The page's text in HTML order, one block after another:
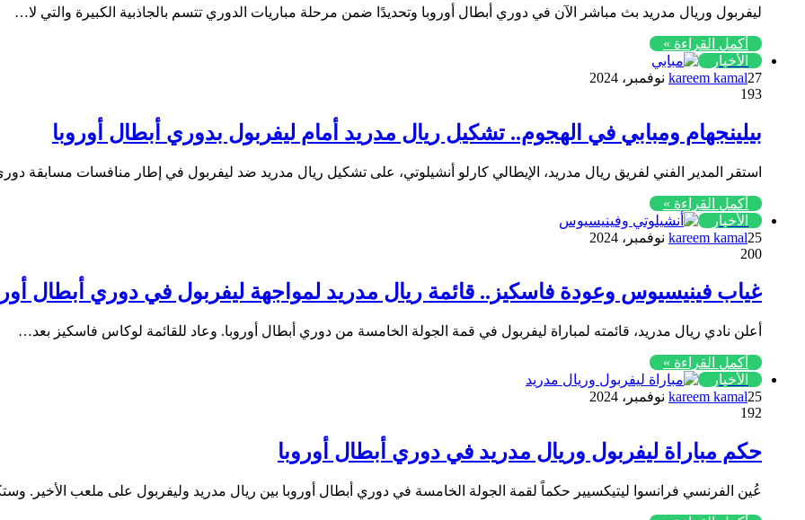
ليفربول وريال مدريد بث مباشر الآن في دوري أبطال أوروبا وتحديدًا ضمن مرحلة مباريات الدوري تتسم بالجاذبية الكبيرة والتي لا…
أكمل القراءة »
الأخبار
kareem kamal27 نوفمبر، 2024
193
بيلينجهام ومبابي في الهجوم.. تشكيل ريال مدريد أمام ليفربول بدوري أبطال أوروبا
استقر المدير الفني لفريق ريال مدريد، الإيطالي كارلو أنشيلوتي، على تشكيل ريال مدريد ضد ليفربول في إطار منافسات مسابقة
أكمل القراءة »
الأخبار
kareem kamal25 نوفمبر، 2024
200
غياب فينيسيوس وعودة فاسكيز.. قائمة ريال مدريد لمواجهة ليفربول في دوري أبطال
أعلن نادي ريال مدريد، قائمته لمباراة ليفربول في قمة الجولة الخامسة من دوري أبطال أوروبا. وعاد للقائمة لوكاس فاسكيز بعد…
أكمل القراءة »
الأخبار
kareem kamal25 نوفمبر، 2024
192
حكم مباراة ليفربول وريال مدريد في دوري أبطال أوروبا
عُين الفرنسي فرانسوا ليتيكسيير حكماً لقمة الجولة الخامسة في دوري أبطال أوروبا بين ريال مدريد وليفربول على ملعب الأخير.